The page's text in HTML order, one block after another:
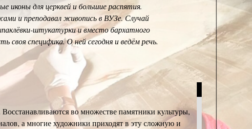
во множестве памятники культуры,
а многие художники приходят в эту сложную и
иконы для церквей и большие распятия.
и преподавал живопись в ВУЗе. Случай
штукатурки и вместо бархатного
своя специфика. О ней сегодня и ведём речь.